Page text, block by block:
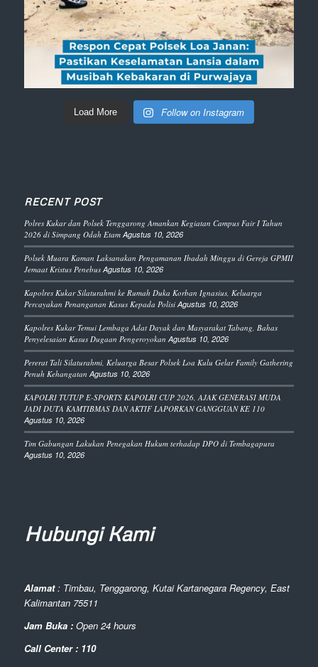
Load More Follow on Instagram
RECENT POST
Polres Kukar dan Polsek Tenggarong Amankan Kegiatan Campus Fair I Tahun
2026 di Simpang Odah Etam Agustus 10, 2026
Polsek Muara Kaman Laksanakan Pengamanan Ibadah Minggu di Gereja GPMII
Jemaat Kristus Penebus Agustus 10, 2026
Kapolres Kukar Silaturahmi ke Rumah Duka Korban Ignasius, Keluarga
Percayakan Penanganan Kasus Kepada Polisi Agustus 10, 2026
Kapolres Kukar Temui Lembaga Adat Dayak dan Masyarakat Tabang, Bahas
Penyelesaian Kasus Dugaan Pengeroyokan Agustus 10, 2026
Pererat Tali Silaturahmi, Keluarga Besar Polsek Loa Kulu Gelar Family Gathering
Penuh Kehangatan Agustus 10, 2026
KAPOLRI TUTUP E-SPORTS KAPOLRI CUP 2026, AJAK GENERASI MUDA
JADI DUTA KAMTIBMAS DAN AKTIF LAPORKAN GANGGUAN KE 110
Agustus 10, 2026
Tim Gabungan Lakukan Penegakan Hukum terhadap DPO di Tembagapura
Agustus 10, 2026
Hubungi Kami
Alamat: Timbau, Tenggarong, Kutai Kartanegara Regency, East
Kalimantan 75511
Jam Buka : Open 24 hours
Call Center : 110